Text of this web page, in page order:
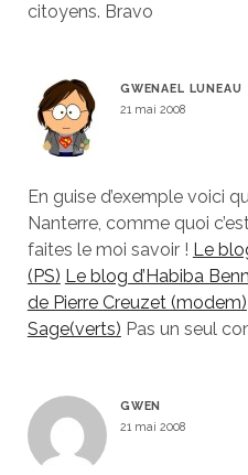
citoyens. Bravo
GWENAEL LUNEAU
21 mai 2008
En guise d’exemple voici
Nanterre, comme quoi
faites le moi savoir ! Le
(PS) Le blog d’Habiba
de Pierre Creuzet (modem)
Sage(verts) Pas un seul
GWEN
21 mai 2008